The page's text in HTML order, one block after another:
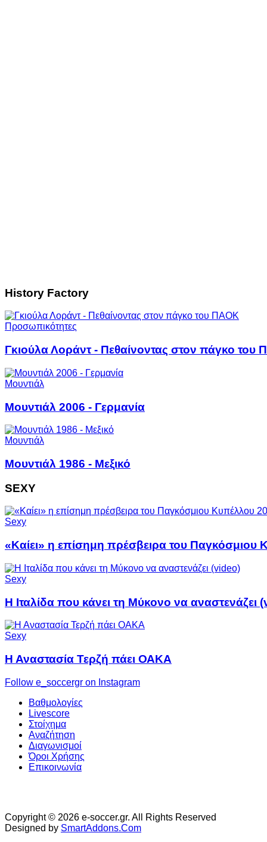
History Factory
Προσωπικότητες
Γκιούλα Λοράντ - Πεθαίνοντας στον πάγκο του
Μουντιάλ
Μουντιάλ 2006 - Γερμανία
Μουντιάλ
Μουντιάλ 1986 - Μεξικό
SEXY
Sexy
«Καίει» η επίσημη πρέσβειρα του Παγκόσμιου
Sexy
Η Ιταλίδα που κάνει τη Μύκονο να αναστενάζει
Sexy
Η Αναστασία Τερζή πάει ΟΑΚΑ
Follow e_soccergr on Instagram
Βαθμολογίες
Livescore
Στοίχημα
Αναζήτηση
Διαγωνισμοί
Όροι Χρήσης
Επικοινωνία
Copyright © 2026 e-soccer.gr. All Rights Reserved
Designed by SmartAddons.Com